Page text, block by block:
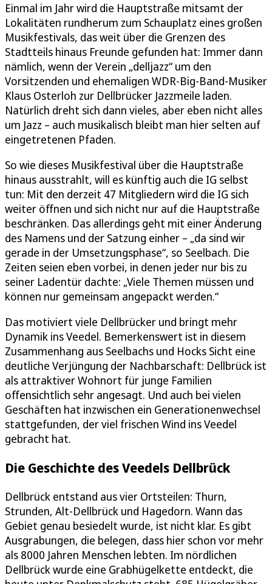
Einmal im Jahr wird die Hauptstraße mitsamt der
Lokalitäten rundherum zum Schauplatz eines großen
Musikfestivals, das weit über die Grenzen des
Stadtteils hinaus Freunde gefunden hat: Immer dann
nämlich, wenn der Verein „delljazz“ um den
Vorsitzenden und ehemaligen WDR-Big-Band-Musiker
Klaus Osterloh zur Dellbrücker Jazzmeile laden.
Natürlich dreht sich dann vieles, aber eben nicht alles
um Jazz – auch musikalisch bleibt man hier selten auf
eingetretenen Pfaden.
So wie dieses Musikfestival über die Hauptstraße
hinaus ausstrahlt, will es künftig auch die IG selbst
tun: Mit den derzeit 47 Mitgliedern wird die IG sich
weiter öffnen und sich nicht nur auf die Hauptstraße
beschränken. Das allerdings geht mit einer Änderung
des Namens und der Satzung einher – „da sind wir
gerade in der Umsetzungsphase“, so Seelbach. Die
Zeiten seien eben vorbei, in denen jeder nur bis zu
seiner Ladentür dachte: „Viele Themen müssen und
können nur gemeinsam angepackt werden.“
Das motiviert viele Dellbrücker und bringt mehr
Dynamik ins Veedel. Bemerkenswert ist in diesem
Zusammenhang aus Seelbachs und Hocks Sicht eine
deutliche Verjüngung der Nachbarschaft: Dellbrück ist
als attraktiver Wohnort für junge Familien
offensichtlich sehr angesagt. Und auch bei vielen
Geschäften hat inzwischen ein Generationenwechsel
stattgefunden, der viel frischen Wind ins Veedel
gebracht hat.
Die Geschichte des Veedels Dellbrück
Dellbrück entstand aus vier Ortsteilen: Thurn,
Strunden, Alt-Dellbrück und Hagedorn. Wann das
Gebiet genau besiedelt wurde, ist nicht klar. Es gibt
Ausgrabungen, die belegen, dass hier schon vor mehr
als 8000 Jahren Menschen lebten. Im nördlichen
Dellbrück wurde eine Grabhügelkette entdeckt, die